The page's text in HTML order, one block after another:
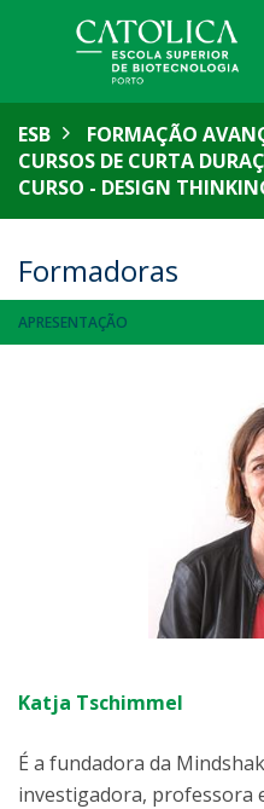
ESB
FORMAÇÃO
CURSOS DE CURTA
CURSO - DESIGN
Formadoras
APRESENTAÇÃO
Katja Tschimmel
É a fundadora da
investigadora, professora